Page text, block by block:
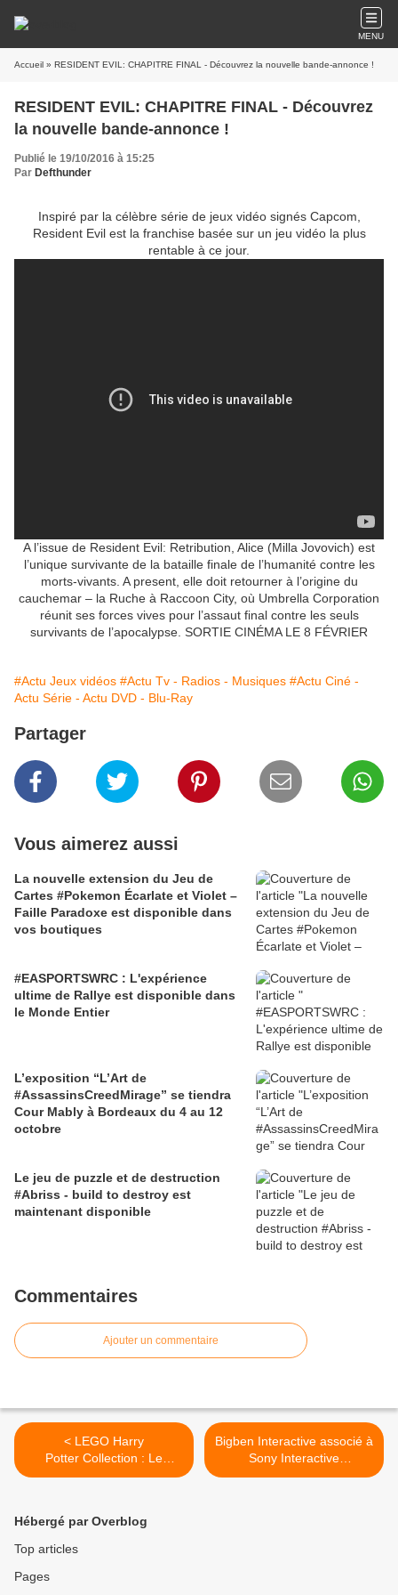
MENU
Accueil » RESIDENT EVIL: CHAPITRE FINAL - Découvrez la nouvelle bande-annonce !
RESIDENT EVIL: CHAPITRE FINAL - Découvrez
la nouvelle bande-annonce !
Publié le 19/10/2016 à 15:25
Par Defthunder
Inspiré par la célèbre série de jeux vidéo signés Capcom,
Resident Evil est la franchise basée sur un jeu vidéo la plus
rentable à ce jour.
A l’issue de Resident Evil: Retribution, Alice (Milla Jovovich) est
l’unique survivante de la bataille finale de l’humanité contre les
morts-vivants. A present, elle doit retourner à l’origine du
cauchemar – la Ruche à Raccoon City, où Umbrella Corporation
réunit ses forces vives pour l’assaut final contre les seuls
survivants de l’apocalypse. SORTIE CINÉMA LE 8 FÉVRIER
#Actu Jeux vidéos #Actu Tv - Radios - Musiques #Actu Ciné -
Actu Série - Actu DVD - Blu-Ray
Partager
Vous aimerez aussi
La nouvelle extension du Jeu de
Cartes #Pokemon Écarlate et Violet –
Faille Paradoxe est disponible dans
vos boutiques
#EASPORTSWRC : L'expérience
ultime de Rallye est disponible dans
le Monde Entier
L’exposition “L’Art de
#AssassinsCreedMirage” se tiendra
Cour Mably à Bordeaux du 4 au 12
octobre
Le jeu de puzzle et de destruction
#Abriss - build to destroy est
maintenant disponible
Commentaires
Ajouter un commentaire
< LEGO Harry
Potter Collection : Le
bestsellers remasterisés
Bigben Interactive associé à
Sony Interactive
Entertainment Europe pour
Hébergé par Overblog
Top articles
Pages